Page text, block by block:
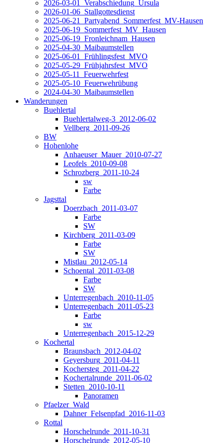
2026-03-01_Verabschiedung_Ursula
2026-01-06_Stallgottesdienst
2025-06-21_Partyabend_Sommerfest_MV-Hausen
2025-06-19_Sommerfest_MV_Hausen
2025-06-19_Fronleichnam_Hausen
2025-04-30_Maibaumstellen
2025-06-01_Frühlingsfest_MVO
2025-05-29_Frühjahrsfest_MVO
2025-05-11_Feuerwehrfest
2025-05-10_Feuerwehrübung
2024-04-30_Maibaumstellen
Wanderungen
Buehlertal
Buehlertalweg-3_2012-06-02
Vellberg_2011-09-26
BW
Hohenlohe
Anhaeuser_Mauer_2010-07-27
Leofels_2010-09-08
Schrozberg_2011-10-24
sw
Farbe
Jagsttal
Doerzbach_2011-03-07
Farbe
SW
Kirchberg_2011-03-09
Farbe
SW
Mistlau_2012-05-14
Schoental_2011-03-08
Farbe
SW
Unterregenbach_2010-11-05
Unterregenbach_2011-05-23
Farbe
sw
Unterregenbach_2015-12-29
Kochertal
Braunsbach_2012-04-02
Geyersburg_2011-04-11
Kochersteg_2011-04-22
Kochertalrunde_2011-06-02
Stetten_2010-10-11
Panoramen
Pfaelzer_Wald
Dahner_Felsenpfad_2016-11-03
Rottal
Horschelrunde_2011-10-31
Horschelrunde_2012-05-10